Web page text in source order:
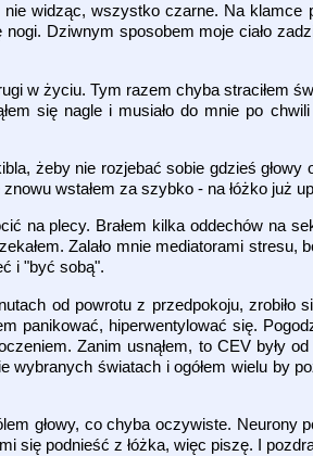
widząc, wszystko czarne. Na klamce
nogi. Dziwnym sposobem moje ciało
w życiu. Tym razem chyba straciłem
się nagle i musiało do mnie po
żeby nie rozjebać sobie gdzieś
wstałem za szybko - na łóżko już
na plecy. Brałem kilka oddechów na
Zalało mnie mediatorami
i "być sobą".
od powrotu z przedpokoju, zrobiło
panikować, hiperwentylować się.
Zanim usnąłem, to CEV były
wybranych światach i ogółem wielu by
głowy, co chyba oczywiste. Neurony
się podnieść z łóżka, więc piszę. I